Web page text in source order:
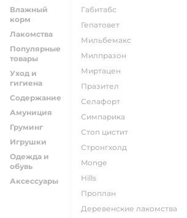
Влажный
корм
Лакомства
Популярные
товары
Уход и
гигиена
Содержание
Амуниция
Груминг
Игрушки
Одежда и
обувь
Аксессуары
габитабс
гепатовет
мильбемакс
милпразон
миртацен
празител
селафорт
симпарика
стоп цистит
стронгхолд
monge
hills
проплан
деревенские лакомства